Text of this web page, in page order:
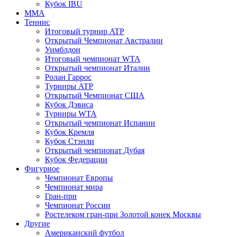
Кубок IBU
MMA
Теннис
Итоговый турнир ATP
Открытый Чемпионат Австралии
Уимблдон
Итоговый чемпионат WTA
Открытый чемпионат Италии
Ролан Гаррос
Турниры ATP
Открытый Чемпионат США
Кубок Дэвиса
Турниры WTA
Открытый чемпионат Испании
Кубок Кремля
Кубок Стэнли
Открытый чемпионат Дубая
Кубок Федерации
Фигурное
Чемпионат Европы
Чемпионат мира
Гран-при
Чемпионат России
Ростелеком гран-при Золотой конек Москвы
Другие
Американский футбол